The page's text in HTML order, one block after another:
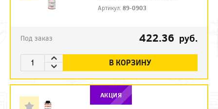
Артикул:89-0903
Под заказ 422.36 руб.
В КОРЗИНУ
АКЦИЯ